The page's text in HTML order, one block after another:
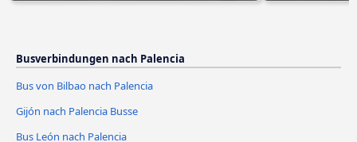
Busverbindungen nach Palencia
Bus von Bilbao nach Palencia
Gijón nach Palencia Busse
Bus León nach Palencia